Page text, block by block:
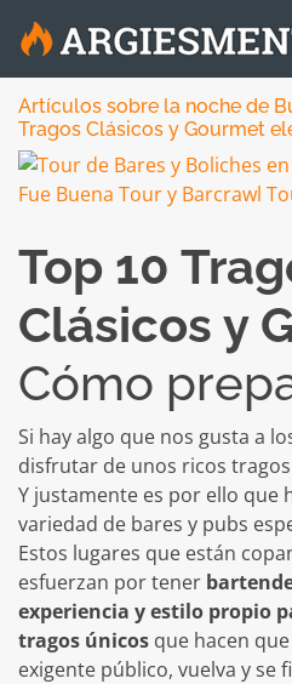
Artículos sobre la noche de
Tragos Clásicos y Gourmet
Top 10
Clásicos y
Cómo
Si hay algo que nos gusta a
disfrutar de unos ricos
Y justamente es por ello que
variedad de bares y pubs
Estos lugares que están
esfuerzan por tener
experiencia y estilo propio
tragos únicos que hacen
exigente público, vuelva y se